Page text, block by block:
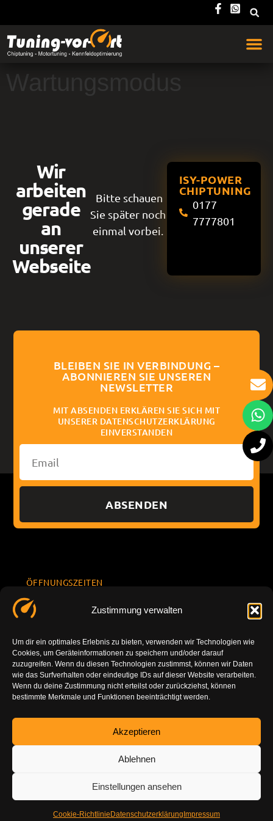
Zustimmung verwalten
Um dir ein optimales Erlebnis zu bieten, verwenden wir Technologien wie
Cookies, um Geräteinformationen zu speichern und/oder darauf
zuzugreifen. Wenn du diesen Technologien zustimmst, können wir Daten
wie das Surfverhalten oder eindeutige IDs auf dieser Website verarbeiten.
Wenn du deine Zustimmung nicht erteilst oder zurückziehst, können
bestimmte Merkmale und Funktionen beeinträchtigt werden.
Akzeptieren
Ablehnen
Einstellungen ansehen
Cookie-Richtlinie Datenschutzerklärung Impressum
Wartungsmodus
Wir
arbeiten
gerade
an
unserer
Webseite
Bitte schauen
Sie später noch
einmal vorbei.
ISY-POWER
CHIPTUNING
0177
7777801
BLEIBEN SIE IN VERBINDUNG –
ABONNIEREN SIE UNSEREN
NEWSLETTER
MIT ABSENDEN ERKLÄREN SIE SICH MIT
UNSERER DATENSCHUTZERKLÄRUNG
EINVERSTANDEN
ABSENDEN
ÖFFNUNGSZEITEN
Sa. 10.00 -
14.00
So.
geschlossen
INFORMATION
7777801
info@tuning-
vor-ort.com
DE-86179
g
Impressu
m